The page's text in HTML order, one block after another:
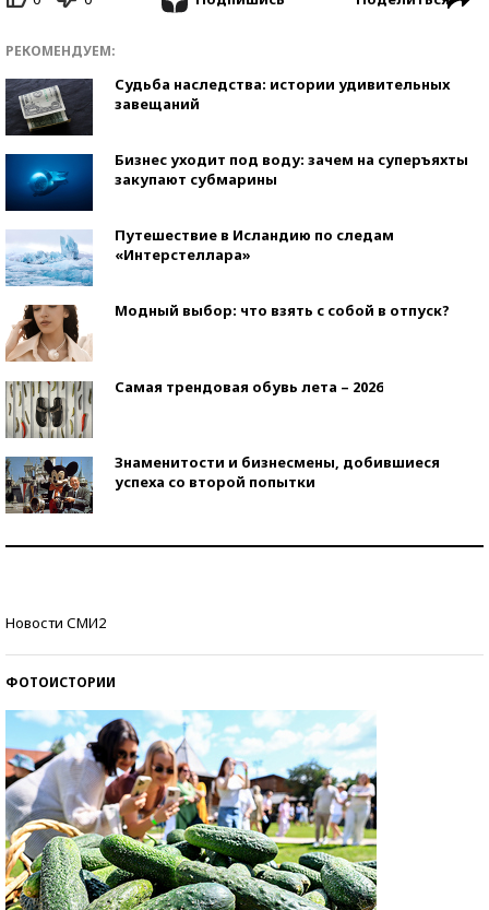
РЕКОМЕНДУЕМ:
Судьба наследства: истории удивительных
завещаний
Бизнес уходит под воду: зачем на суперъяхты
закупают субмарины
Путешествие в Исландию по следам
«Интерстеллара»
Модный выбор: что взять с собой в отпуск?
Самая трендовая обувь лета – 2026
Знаменитости и бизнесмены, добившиеся
успеха со второй попытки
Новости СМИ2
ФОТОИСТОРИИ